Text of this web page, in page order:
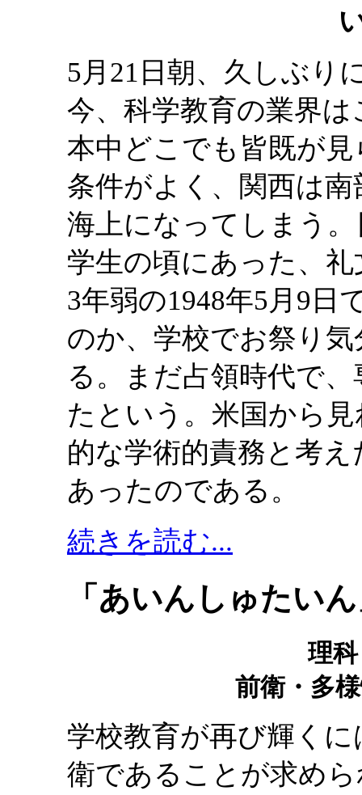
5月21日朝、久しぶり
今、科学教育の業界
本中どこでも皆既が
条件がよく、関西は
海上になってしまう
学生の頃にあった、
3年弱の1948年5月9日
のか、学校でお祭り
る。まだ占領時代で
たという。米国から
的な学術的責務と考
あったのである。
続きを読む...
「あいんしゅたい
理
前衛・多
学校教育が再び輝く
衛であることが求め